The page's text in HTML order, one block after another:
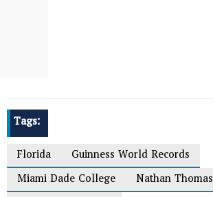
Tags:
Florida
Guinness World Records
Miami Dade College
Nathan Thomas